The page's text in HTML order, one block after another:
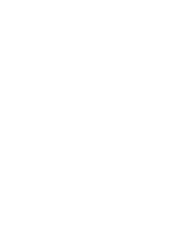
Obehandlat